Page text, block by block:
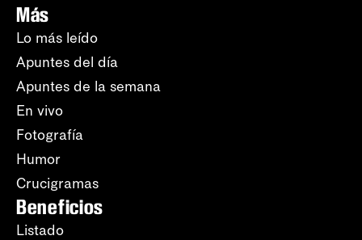
Más
Lo más leído
Apuntes del día
Apuntes de la semana
En vivo
Fotografía
Humor
Crucigramas
Beneficios
Listado